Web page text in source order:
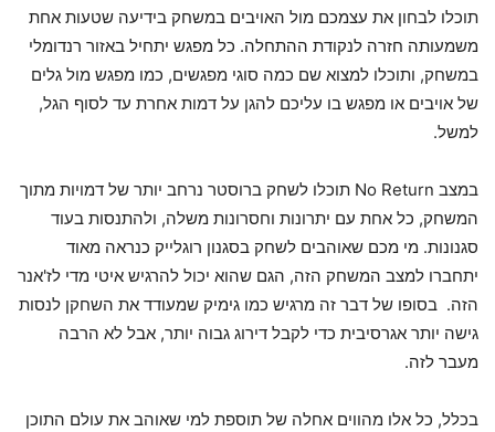
תוכלו לבחון את עצמכם מול האויבים במשחק בידיעה שטעות אחת
משמעותה חזרה לנקודת ההתחלה. כל מפגש יתחיל באזור רנדומלי
במשחק, ותוכלו למצוא שם כמה סוגי מפגשים, כמו מפגש מול גלים
של אויבים או מפגש בו עליכם להגן על דמות אחרת עד לסוף הגל,
למשל.
במצב No Return תוכלו לשחק ברוסטר נרחב יותר של דמויות מתוך
המשחק, כל אחת עם יתרונות וחסרונות משלה, ולהתנסות בעוד
סגנונות. מי מכם שאוהבים לשחק בסגנון רוגלייק כנראה מאוד
יתחברו למצב המשחק הזה, הגם שהוא יכול להרגיש איטי מדי לז'אנר
הזה. בסופו של דבר זה מרגיש כמו גימיק שמעודד את השחקן לנסות
גישה יותר אגרסיבית כדי לקבל דירוג גבוה יותר, אבל לא הרבה
מעבר לזה.
בכלל, כל אלו מהווים אחלה של תוספת למי שאוהב את עולם התוכן